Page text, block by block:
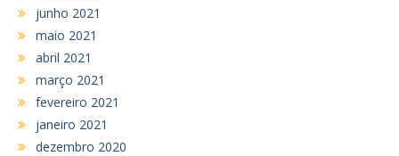
junho 2021
maio 2021
abril 2021
março 2021
fevereiro 2021
janeiro 2021
dezembro 2020